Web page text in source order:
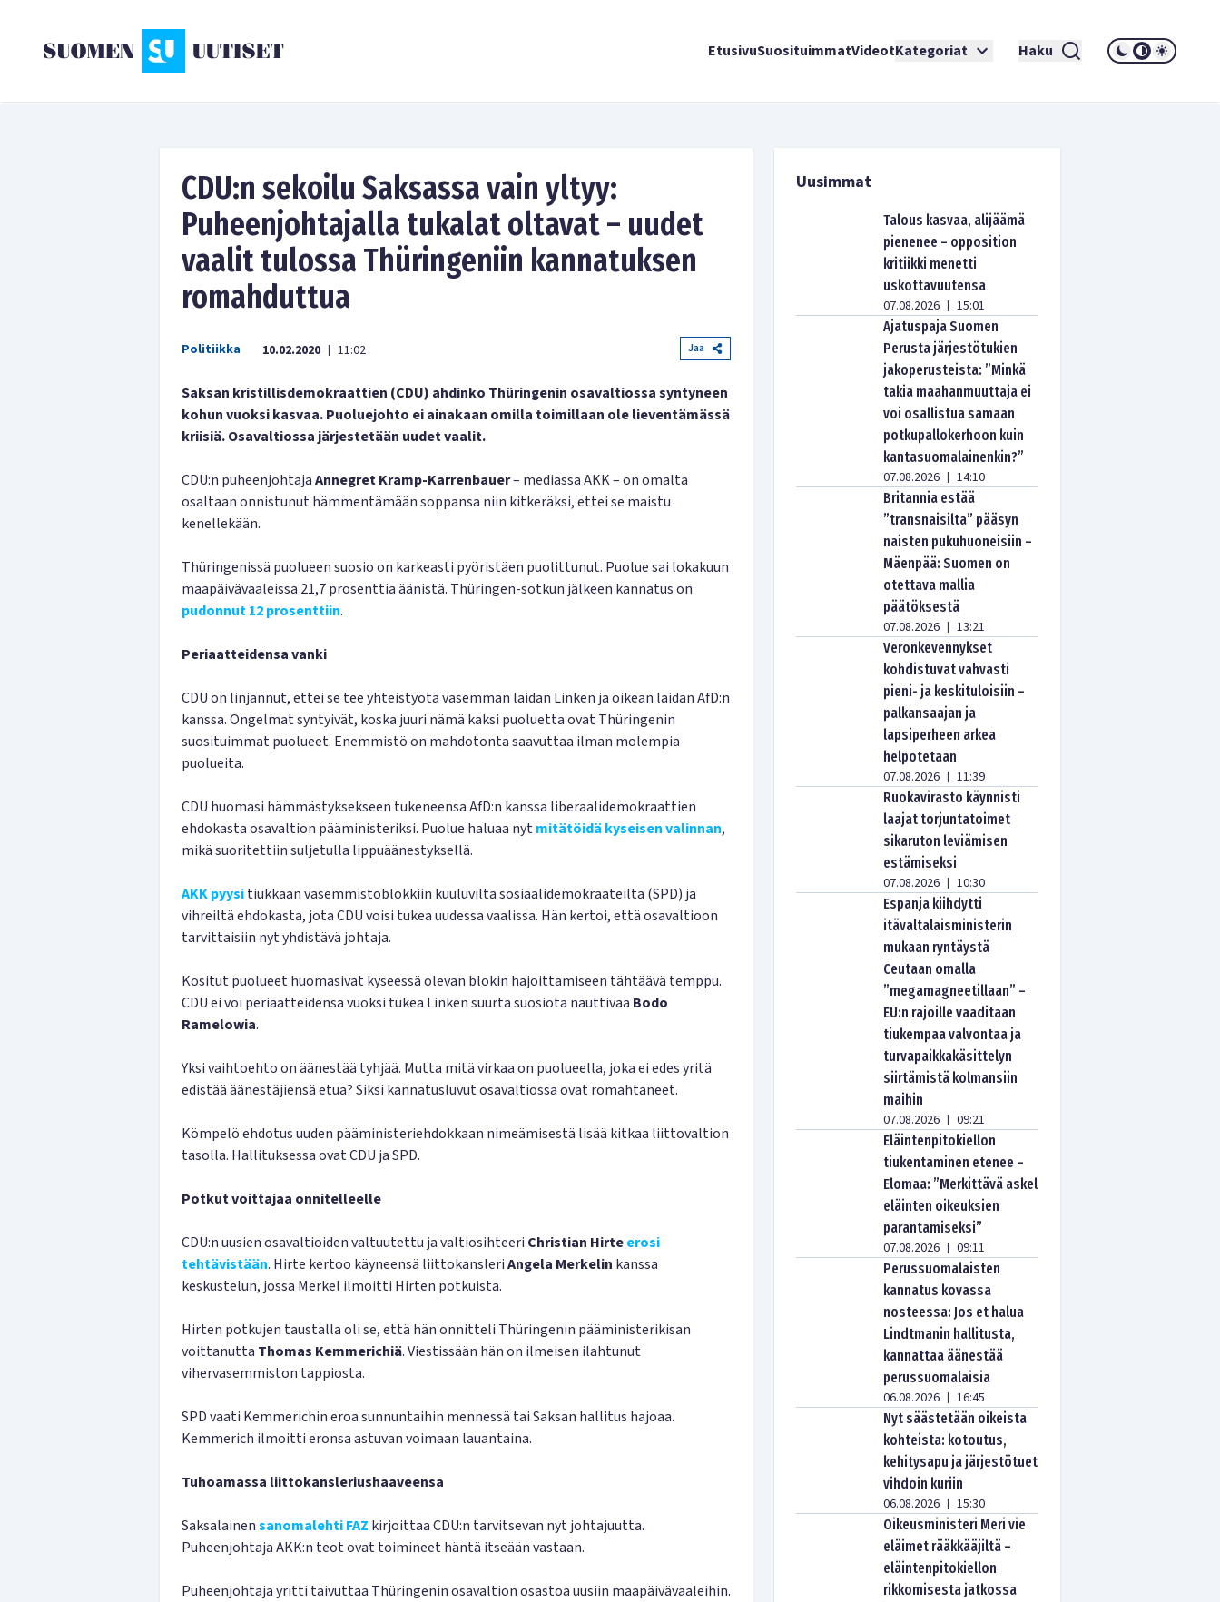
EtusivuSuosituimmatVideotKategoriat Haku
CDU:n sekoilu Saksassa vain yltyy:
Puheenjohtajalla tukalat oltavat – uudet
vaalit tulossa Thüringeniin kannatuksen
romahduttua
Politiikka 10.02.2020 | 11:02 Jaa
Saksan kristillisdemokraattien (CDU) ahdinko Thüringenin osavaltiossa syntyneen
kohun vuoksi kasvaa. Puoluejohto ei ainakaan omilla toimillaan ole lieventämässä
kriisiä. Osavaltiossa järjestetään uudet vaalit.
CDU:n puheenjohtajaAnnegret Kramp-Karrenbauer– mediassa AKK – on omalta
osaltaan onnistunut hämmentämään soppansa niin kitkeräksi, ettei se maistu
kenellekään.
Thüringenissä puolueen suosio on karkeasti pyöristäen puolittunut. Puolue sai lokakuun
maapäivävaaleissa 21,7 prosenttia äänistä. Thüringen-sotkun jälkeen kannatus on
pudonnut 12 prosenttiin.
Periaatteidensa vanki
CDU on linjannut, ettei se tee yhteistyötä vasemman laidan Linken ja oikean laidan AfD:n
kanssa. Ongelmat syntyivät, koska juuri nämä kaksi puoluetta ovat Thüringenin
suosituimmat puolueet. Enemmistö on mahdotonta saavuttaa ilman molempia
puolueita.
CDU huomasi hämmästyksekseen tukeneensa AfD:n kanssa liberaalidemokraattien
ehdokasta osavaltion pääministeriksi. Puolue haluaa nytmitätöidä kyseisen valinnan,
mikä suoritettiin suljetulla lippuäänestyksellä.
AKK pyysitiukkaan vasemmistoblokkiin kuuluvilta sosiaalidemokraateilta (SPD) ja
vihreiltä ehdokasta, jota CDU voisi tukea uudessa vaalissa. Hän kertoi, että osavaltioon
tarvittaisiin nyt yhdistävä johtaja.
Kositut puolueet huomasivat kyseessä olevan blokin hajoittamiseen tähtäävä temppu.
CDU ei voi periaatteidensa vuoksi tukea Linken suurta suosiota nauttivaa Bodo
Ramelowia.
Yksi vaihtoehto on äänestää tyhjää. Mutta mitä virkaa on puolueella, joka ei edes yritä
edistää äänestäjiensä etua? Siksi kannatusluvut osavaltiossa ovat romahtaneet.
Kömpelö ehdotus uuden pääministeriehdokkaan nimeämisestä lisää kitkaa liittovaltion
tasolla. Hallituksessa ovat CDU ja SPD.
Potkut voittajaa onnitelleelle
CDU:n uusien osavaltioiden valtuutettu ja valtiosihteeri Christian Hirteerosi
tehtävistään. Hirte kertoo käyneensä liittokansleriAngela Merkelin kanssa
keskustelun, jossa Merkel ilmoitti Hirten potkuista.
Hirten potkujen taustalla oli se, että hän onnitteli Thüringenin pääministerikisan
voittanutta Thomas Kemmerichiä. Viestissään hän on ilmeisen ilahtunut
vihervasemmiston tappiosta.
SPD vaati Kemmerichin eroa sunnuntaihin mennessä tai Saksan hallitus hajoaa.
Kemmerich ilmoitti eronsa astuvan voimaan lauantaina.
Tuhoamassa liittokansleriushaaveensa
Saksalainensanomalehti FAZ kirjoittaa CDU:n tarvitsevan nyt johtajuutta.
Puheenjohtaja AKK:n teot ovat toimineet häntä itseään vastaan.
Puheenjohtaja yritti taivuttaa Thüringenin osavaltion osastoa uusiin maapäivävaaleihin.
Uusimmat
Talous kasvaa, alijäämä
pienenee – opposition
kritiikki menetti
uskottavuutensa
07.08.2026 | 15:01
Ajatuspaja Suomen
Perusta järjestötukien
jakoperusteista: ”Minkä
takia maahanmuuttaja ei
voi osallistua samaan
potkupallokerhoon kuin
kantasuomalainenkin?”
07.08.2026 | 14:10
Britannia estää
”transnaisilta” pääsyn
naisten pukuhuoneisiin –
Mäenpää: Suomen on
otettava mallia
päätöksestä
07.08.2026 | 13:21
Veronkevennykset
kohdistuvat vahvasti
pieni- ja keskituloisiin –
palkansaajan ja
lapsiperheen arkea
helpotetaan
07.08.2026 | 11:39
Ruokavirasto käynnisti
laajat torjuntatoimet
sikaruton leviämisen
estämiseksi
07.08.2026 | 10:30
Espanja kiihdytti
itävaltalaisministerin
mukaan ryntäystä
Ceutaan omalla
”megamagneetillaan” –
EU:n rajoille vaaditaan
tiukempaa valvontaa ja
turvapaikkakäsittelyn
siirtämistä kolmansiin
maihin
07.08.2026 | 09:21
Eläintenpitokiellon
tiukentaminen etenee –
Elomaa: ”Merkittävä askel
eläinten oikeuksien
parantamiseksi”
07.08.2026 | 09:11
Perussuomalaisten
kannatus kovassa
nosteessa: Jos et halua
Lindtmanin hallitusta,
kannattaa äänestää
perussuomalaisia
06.08.2026 | 16:45
Nyt säästetään oikeista
kohteista: kotoutus,
kehitysapu ja järjestötuet
vihdoin kuriin
06.08.2026 | 15:30
Oikeusministeri Meri vie
eläimet rääkkääjiltä –
eläintenpitokiellon
rikkomisesta jatkossa